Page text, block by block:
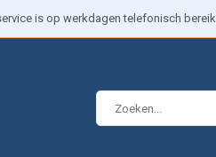
is op werkdagen telefonisch